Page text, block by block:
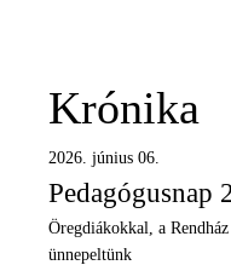
Krónika
2026. június 06.
Pedagógusnap
Öregdiákokkal, a
ünnepeltünk